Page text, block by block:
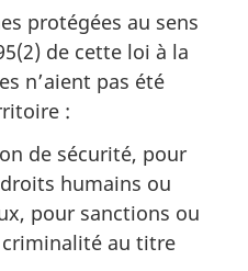
protégées au sens
de cette loi à la
n’aient pas été
:
de sécurité, pour
humains ou
pour sanctions ou
au titre